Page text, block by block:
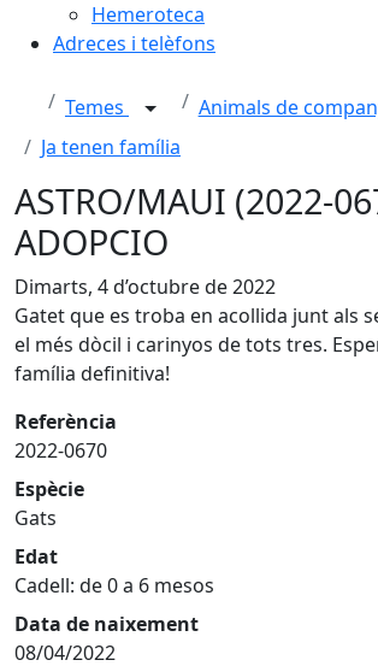
Hemeroteca
Adreces i telèfons
Temes
Animals de
Ja tenen família
ASTRO/MAUI (2022-
ADOPCIO
Dimarts, 4 d’octubre de 2022
Gatet que es troba en acollida junt als
el més dòcil i carinyos de tots tres.
família definitiva!
Referència
2022-0670
Espècie
Gats
Edat
Cadell: de 0 a 6 mesos
Data de naixement
08/04/2022